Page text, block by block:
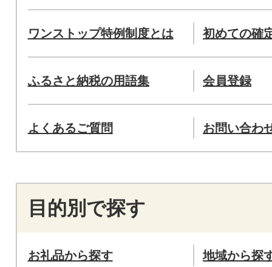
ワンストップ特例制度とは 初めての確
ふるさと納税の用語集 会員登録
よくあるご質問 お問い合わ
目的別で探す
お礼品から探す 地域から探